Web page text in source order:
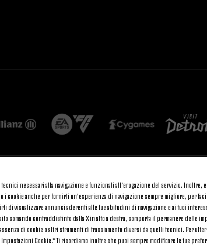
ELETTRONICA
PRIVACY
FAQ
necessari alla navigazione e funzionali all’erogazione del servizio. Inoltre,
i cookie anche per fornirti un’esperienza di navigazione sempre migliore, per
di visualizzare annunci aderenti alle tue abitudini di navigazione e ai tuoi
comando contraddistinto dalla X in alto a destra, comporta il permanere delle
di cookie o altri strumenti di tracciamento diversi da quelli tecnici. Per
Cookie.* Ti ricordiamo inoltre che puoi sempre modificare le tue